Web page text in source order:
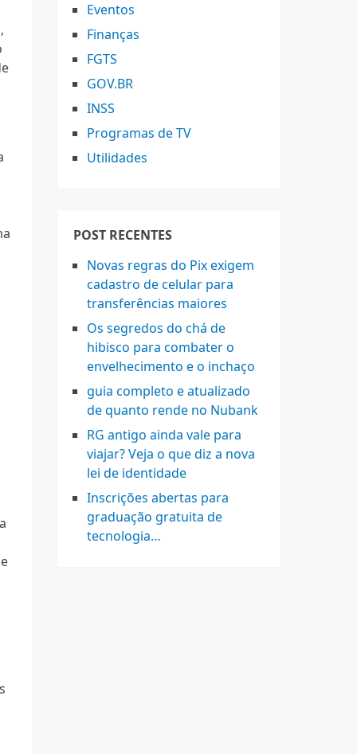
Eventos
Finanças
FGTS
GOV.BR
INSS
Programas de TV
Utilidades
POST RECENTES
Novas regras do Pix exigem
cadastro de celular para
transferências maiores
Os segredos do chá de
hibisco para combater o
envelhecimento e o inchaço
guia completo e atualizado
de quanto rende no Nubank
RG antigo ainda vale para
viajar? Veja o que diz a nova
lei de identidade
Inscrições abertas para
graduação gratuita de
tecnologia…